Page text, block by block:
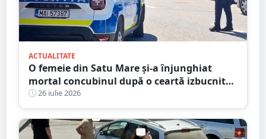
ACTUALITATE
O femeie din Satu Mare și-a înjunghiat
mortal concubinul după o ceartă izbucnită
pe fondul geloziei și al alcoolului
26 iulie 2026